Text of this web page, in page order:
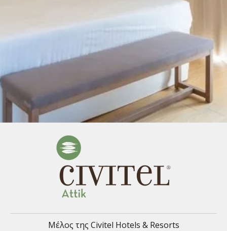
Μέλος της Civitel Hotels & Resorts